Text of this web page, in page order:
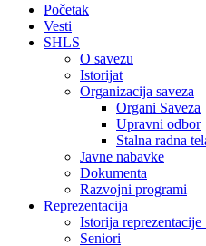
Početak
Vesti
SHLS
O savezu
Istorijat
Organizacija saveza
Organi Saveza
Upravni odbor
Stalna radna
Javne nabavke
Dokumenta
Razvojni programi
Reprezentacija
Istorija reprezentacije
Seniori